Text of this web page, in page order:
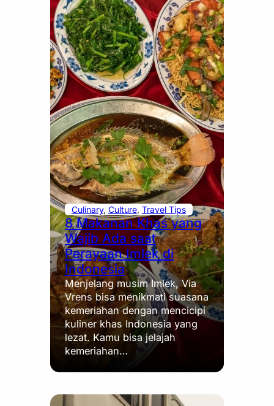
Culinary, Culture, Travel Tips
8 Makanan Khas yang
Wajib Ada saat
Perayaan Imlek di
Indonesia
Menjelang musim Imlek, Via
Vrens bisa menikmati suasana
kemeriahan dengan mencicipi
kuliner khas Indonesia yang
lezat. Kamu bisa jelajah
kemeriahan…